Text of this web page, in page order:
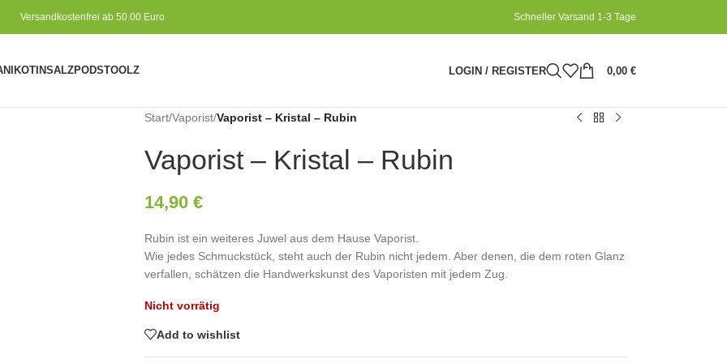
Versandkostenfrei ab 50.00 Euro Schneller Varsand 1-3 Tage
NIKOTINSALZPODSTOOLZ LOGIN / REGISTER 0,00 €
Start/Vaporist/Vaporist – Kristal – Rubin
Vaporist – Kristal – Rubin
14,90 €
Rubin ist ein weiteres Juwel aus dem Hause Vaporist.
Wie jedes Schmuckstück, steht auch der Rubin nicht jedem. Aber denen, die dem roten Glanz
verfallen, schätzen die Handwerkskunst des Vaporisten mit jedem Zug.
Nicht vorrätig
Add to wishlist